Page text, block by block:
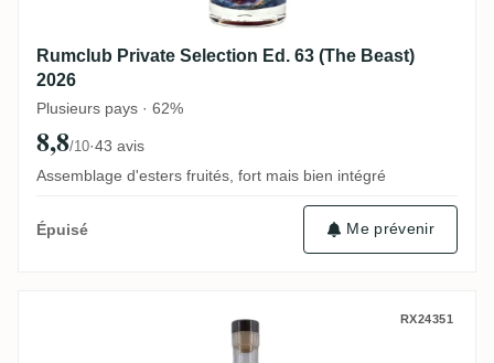
Rumclub Private Selection Ed. 63 (The Beast)
2026
Plusieurs pays · 62%
8,8/10·43 avis
Assemblage d'esters fruités, fort mais bien intégré
Épuisé Me prévenir
Rumclub Private Selection Sea Wynde -
RX24351